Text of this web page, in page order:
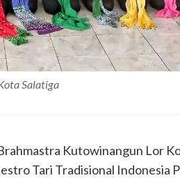
Salatiga
Kutowinangun Lor
Tari Tradisional Indonesia